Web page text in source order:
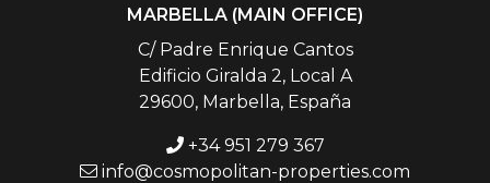
MARBELLA (MAIN OFFICE)
C/ Padre Enrique Cantos
Edificio Giralda 2, Local A
29600, Marbella, España
+34 951 279 367
info@cosmopolitan-properties.com